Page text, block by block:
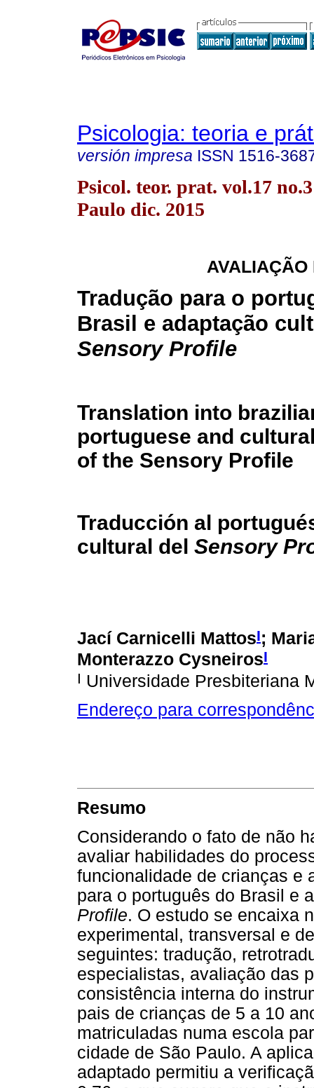
Psicologia: teoria e
versión impresa ISSN 1516-
Psicol. teor. prat. vol.17
Paulo dic. 2015
AVALIAÇÃO
Tradução para o
Brasil e adaptação
Sensory Profile
Translation into
portuguese and
of the Sensory Profile
Traducción al
cultural del Sensory
Jací Carnicelli MattosI;
Monterazzo CysneirosI
I Universidade Presbiteriana
Endereço para
Resumo
Considerando o fato de não
avaliar habilidades do
funcionalidade de crianças e
para o português do Brasil e
Profile. O estudo se encaixa
experimental, transversal e
seguintes: tradução,
especialistas, avaliação das
consistência interna do
pais de crianças de 5 a 10
matriculadas numa escola
cidade de São Paulo. A
adaptado permitiu a